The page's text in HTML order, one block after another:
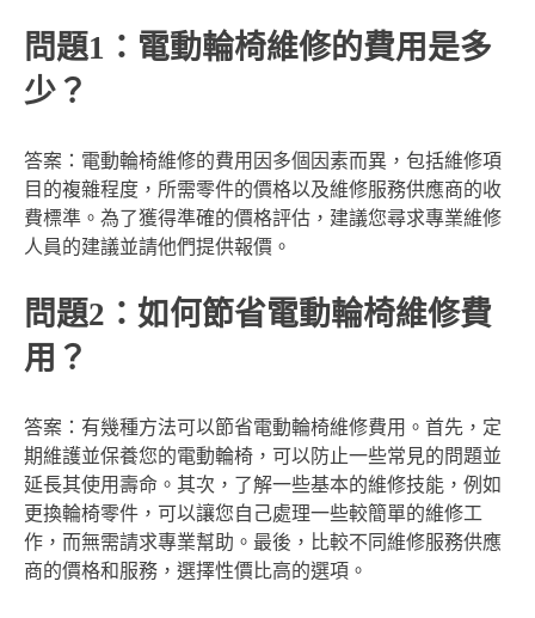
問題1：電動輪椅維修的費用是多
少？
答案：電動輪椅維修的費用因多個因素而異，包括維修項
目的複雜程度，所需零件的價格以及維修服務供應商的收
費標準。為了獲得準確的價格評估，建議您尋求專業維修
人員的建議並請他們提供報價。
問題2：如何節省電動輪椅維修費
用？
答案：有幾種方法可以節省電動輪椅維修費用。首先，定
期維護並保養您的電動輪椅，可以防止一些常見的問題並
延長其使用壽命。其次，了解一些基本的維修技能，例如
更換輪椅零件，可以讓您自己處理一些較簡單的維修工
作，而無需請求專業幫助。最後，比較不同維修服務供應
商的價格和服務，選擇性價比高的選項。